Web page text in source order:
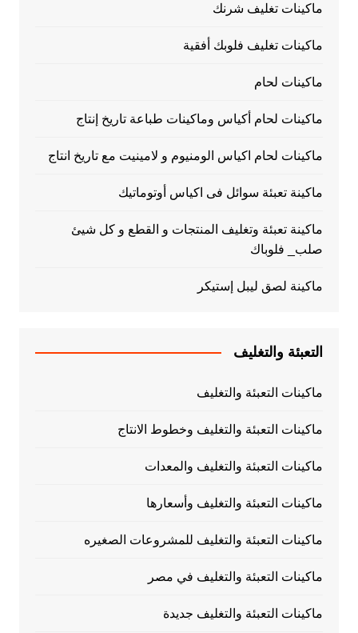
ماكينات تغليف شرنك
ماكينات تغليف فلوبك أفقية
ماكينات لحام
ماكينات لحام أكياس وماكينات طباعة تاريخ إنتاج
ماكينات لحام اكياس الومنيوم و لامينيت مع تاريخ انتاج
ماكينة تعبئة سوائل فى اكياس أوتوماتيك
ماكينة تعبئة وتغليف المنتجات و القطع و كل شيئ
صلب_ فلوباك
ماكينة لصق ليبل إستيكر
التعبئة والتغليف
ماكينات التعبئة والتغليف
ماكينات التعبئة والتغليف وخطوط الانتاج
ماكينات التعبئة والتغليف والمعدات
ماكينات التعبئة والتغليف وأسعارها
ماكينات التعبئة والتغليف للمشروعات الصغيره
ماكينات التعبئة والتغليف في مصر
ماكينات التعبئة والتغليف جديدة